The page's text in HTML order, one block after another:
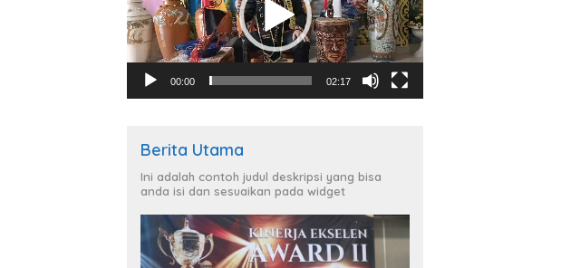
00:00 02:17
Berita Utama
Ini adalah contoh judul deskripsi yang bisa
anda isi dan sesuaikan pada widget